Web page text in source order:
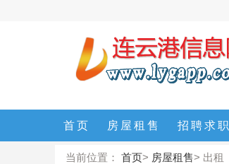
首页 房屋租售 招聘求职
当前位置： 首页> 房屋租售> 出租